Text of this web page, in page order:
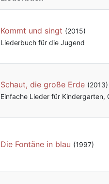
Kommt und singt (2015)
Liederbuch für die Jugend
Schaut, die große Erde (2013)
Einfache Lieder für Kindergarten,
Die Fontäne in blau (1997)